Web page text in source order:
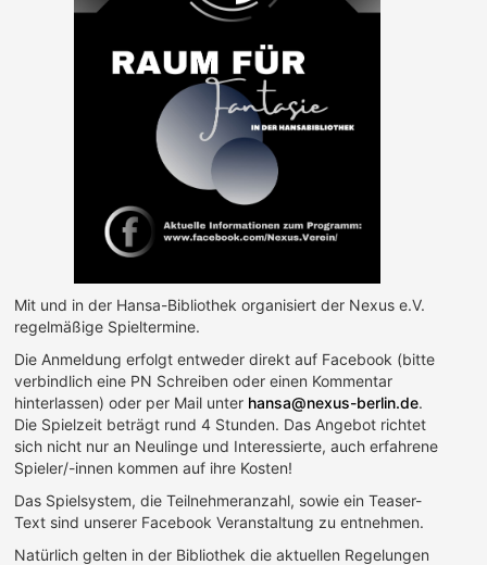
Mit und in der Hansa-Bibliothek organisiert der Nexus e.V.
regelmäßige Spieltermine.
Die Anmeldung erfolgt entweder direkt auf Facebook (bitte
verbindlich eine PN Schreiben oder einen Kommentar
hinterlassen) oder per Mail unter hansa@nexus-berlin.de.
Die Spielzeit beträgt rund 4 Stunden. Das Angebot richtet
sich nicht nur an Neulinge und Interessierte, auch erfahrene
Spieler/-innen kommen auf ihre Kosten!
Das Spielsystem, die Teilnehmeranzahl, sowie ein Teaser-
Text sind unserer Facebook Veranstaltung zu entnehmen.
Natürlich gelten in der Bibliothek die aktuellen Regelungen